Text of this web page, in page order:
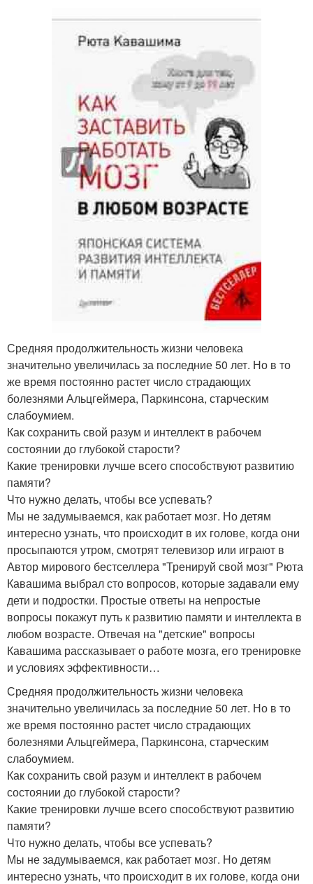
Средняя продолжительность жизни человека
значительно увеличилась за последние 50 лет. Но в то
же время постоянно растет число страдающих
болезнями Альцгеймера, Паркинсона, старческим
слабоумием.
Как сохранить свой разум и интеллект в рабочем
состоянии до глубокой старости?
Какие тренировки лучше всего способствуют развитию
памяти?
Что нужно делать, чтобы все успевать?
Мы не задумываемся, как работает мозг. Но детям
интересно узнать, что происходит в их голове, когда они
просыпаются утром, смотрят телевизор или играют в
Автор мирового бестселлера "Тренируй свой мозг" Рюта
Кавашима выбрал сто вопросов, которые задавали ему
дети и подростки. Простые ответы на непростые
вопросы покажут путь к развитию памяти и интеллекта в
любом возрасте. Отвечая на "детские" вопросы
Кавашима рассказывает о работе мозга, его тренировке
и условиях эффективности…
Средняя продолжительность жизни человека
значительно увеличилась за последние 50 лет. Но в то
же время постоянно растет число страдающих
болезнями Альцгеймера, Паркинсона, старческим
слабоумием.
Как сохранить свой разум и интеллект в рабочем
состоянии до глубокой старости?
Какие тренировки лучше всего способствуют развитию
памяти?
Что нужно делать, чтобы все успевать?
Мы не задумываемся, как работает мозг. Но детям
интересно узнать, что происходит в их голове, когда они